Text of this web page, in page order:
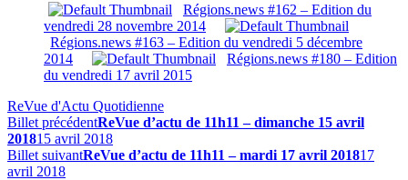
Régions.news #162 – Edition du
vendredi 28 novembre 2014
Régions.news #163 – Edition du vendredi 5 décembre
2014
Régions.news #180 – Edition
du vendredi 17 avril 2015
ReVue d'Actu Quotidienne
Billet précédentReVue d’actu de 11h11 – dimanche 15 avril
201815 avril 2018
Billet suivantReVue d’actu de 11h11 – mardi 17 avril 201817
avril 2018